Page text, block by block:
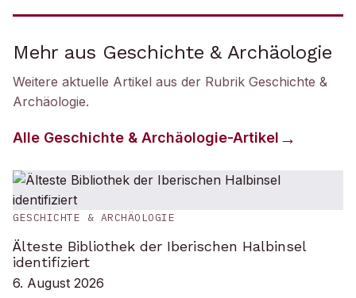
Mehr aus Geschichte & Archäologie
Weitere aktuelle Artikel aus der Rubrik Geschichte &
Archäologie.
Alle Geschichte & Archäologie-Artikel
GESCHICHTE & ARCHÄOLOGIE
Älteste Bibliothek der Iberischen Halbinsel
identifiziert
6. August 2026